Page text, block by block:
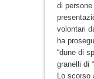
di persone
volontari
ha
“dune di
granelli di
Lo